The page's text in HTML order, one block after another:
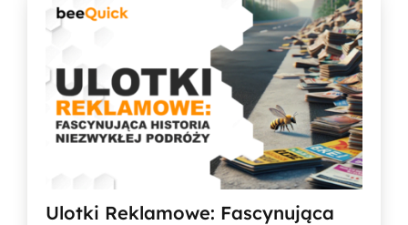
Ulotki Reklamowe: Fascynująca